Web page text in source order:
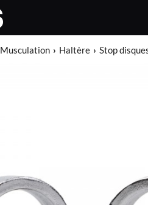
Musculation Haltère Stop